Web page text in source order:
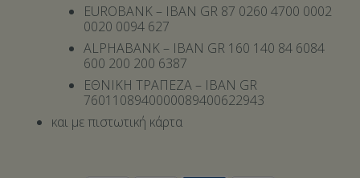
EUROBANK – IBAN GR 87 0260 4700 0002
0020 0094 627
ALPHABANK – IBAN GR 160 140 84 6084
600 200 200 6387
ΕΘΝΙΚΗ ΤΡΑΠΕΖΑ – IBAN GR
7601108940000089400622943
και με πιστωτική κάρτα